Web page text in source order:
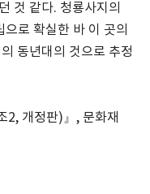
것 같다. 청룡사지의
로 확실한 바 이 곳의
동년대의 것으로 추정
2, 개정판)』, 문화재